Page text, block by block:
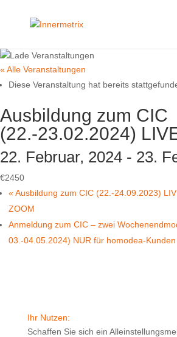
« Alle Veranstaltungen
Diese Veranstaltung hat bereits
Ausbildung zum CIC
(22.-23.02.2024)
22. Februar, 2024 - 23.
€2450
« Ausbildung zum CIC (22.-24.09.2023)
ZOOM
Anmeldung zum CIC – zwei
03.-04.05.2024) NUR für homodea-Kunden
Ihr Nutzen:
Schaffen Sie sich ein